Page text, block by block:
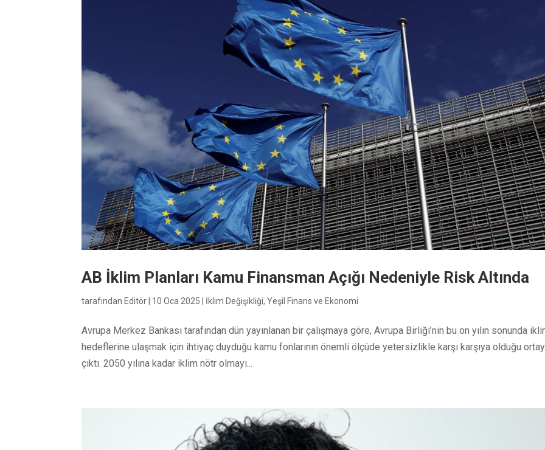
AB İklim Planları Kamu Finansman Açığı Nedeniyle Risk Altında
tarafından Editör 10 Oca 2025 İklim Değişikliği,Yeşil Finans ve Ekonomi
Avrupa Merkez Bankası tarafından dün yayınlanan bir çalışmaya göre, Avrupa Birliği’nin bu on yılın sonunda
hedeflerine ulaşmak için ihtiyaç duyduğu kamu fonlarının önemli ölçüde yetersizlikle karşı karşıya olduğu
çıktı. 2050 yılına kadar iklim nötr olmayı...